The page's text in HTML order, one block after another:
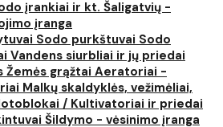
įrankiai ir kt. Šaligatvių -
įranga
Sodo purkštuvai Sodo
Vandens siurbliai ir jų priedai
Žemės grąžtai Aeratoriai -
Malkų skaldyklės, vežimėliai,
/ Kultivatoriai ir priedai
Šildymo - vėsinimo įranga